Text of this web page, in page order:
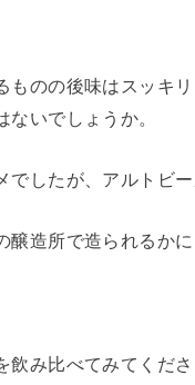
のの後味はスッキ
いでしょうか。
したが、アルトビー
造所で造られるか
飲み比べてみてくださ